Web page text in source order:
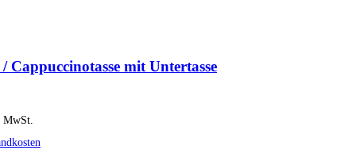
Cappuccinotasse mit Untertasse